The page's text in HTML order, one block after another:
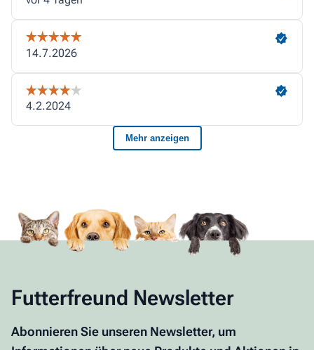
Futterfreund Newsletter
Abonnieren Sie unseren Newsletter, um